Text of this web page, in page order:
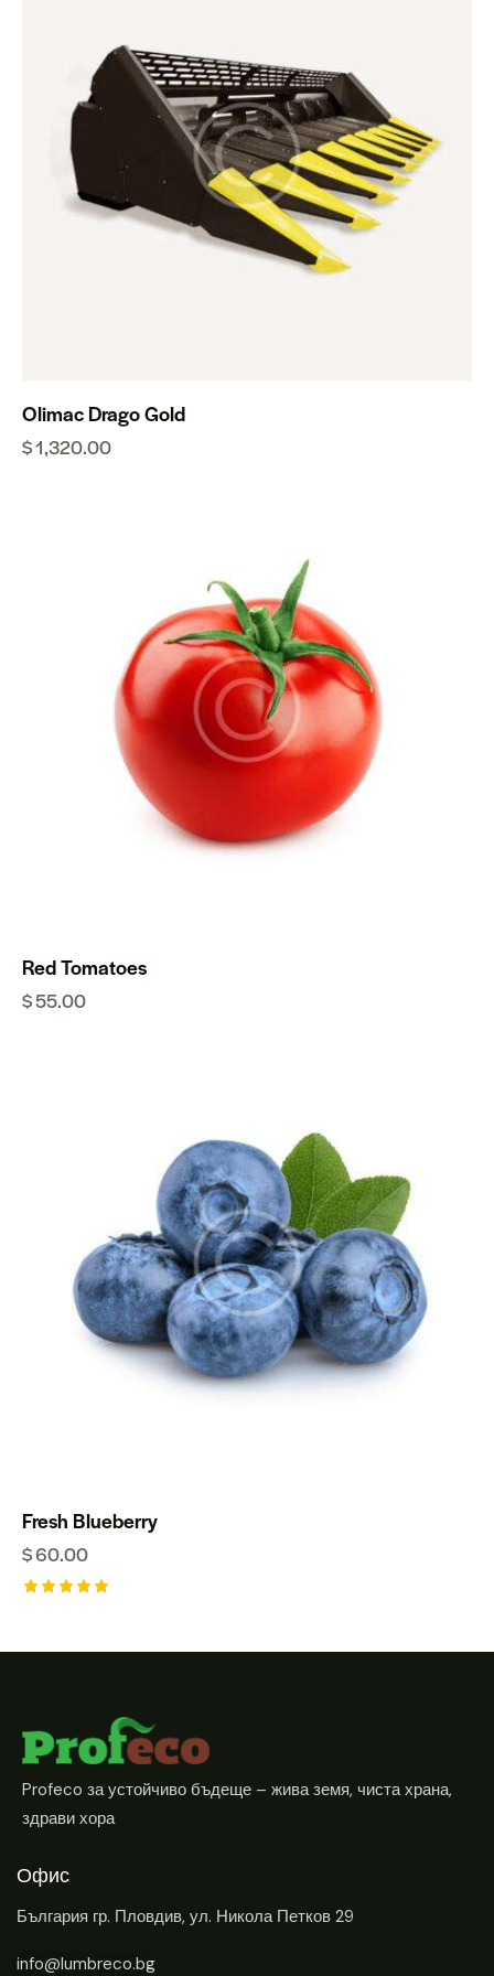
Olimac Drago Gold
$1,320.00
Red Tomatoes
$55.00
Fresh Blueberry
$60.00
Profeco за устойчиво бъдеще – жива земя, чиста храна,
здрави хора
Офис
България гр. Пловдив, ул. Никола Петков 29
info@lumbreco.bg